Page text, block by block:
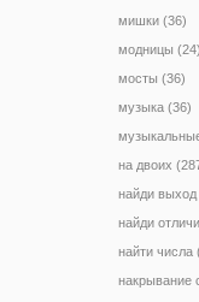
мишки (36)
модницы (24)
мосты (36)
музыка (36)
на двоих
найди выход
найди
найти числа
накрывание